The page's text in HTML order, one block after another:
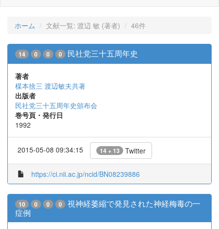
ホーム 文献一覧: 渡辺 敏 (著者) 46件
14 0 0 0 民社党三十五周年史
著者
楳本捨三 渡辺敏夫共著
出版者
民社党三十五周年史頒布会
巻号頁・発行日
1992
2015-05-08 09:34:15 14 + 13 Twitter
https://ci.nii.ac.jp/ncid/BN08239886
10 0 0 0
視神経萎縮で発見された神経梅毒の一
症例